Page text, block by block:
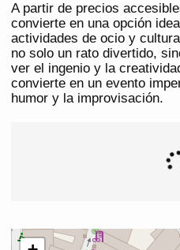
A partir de precios
convierte en una opción
actividades de ocio y
no solo un rato divertido,
ver el ingenio y la
convierte en un evento
humor y la improvisación.